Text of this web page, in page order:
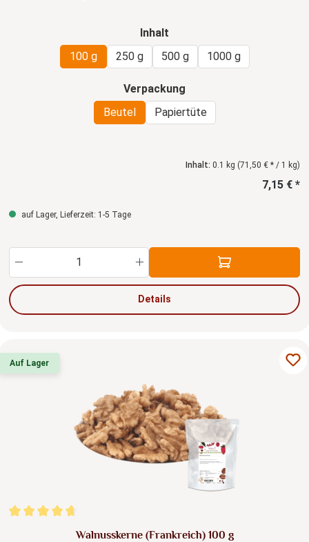
Inhalt
100 g
250 g 500 g 1000 g
Verpackung
Beutel
Papiertüte
Inhalt: 0.1 kg (71,50 € * / 1 kg)
7,15 € *
auf Lager, Lieferzeit: 1-5 Tage
Produkt Anzahl: Gib den gewünschten Wert
Details
Auf Lager
Durchschnittliche Bewertung von 4.69 von 5 Sternen
Walnusskerne (Frankreich) 100 g